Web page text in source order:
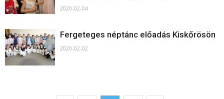
2020-02-04
Fergeteges néptánc előadás Kiskőrösön
2020-02-02